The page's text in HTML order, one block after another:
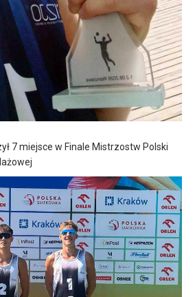
7 miejsce w Finale Mistrzostw Polski